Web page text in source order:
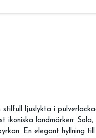
stilfull ljuslykta i
ikoniska landmärken: Sola,
En elegant hyllning